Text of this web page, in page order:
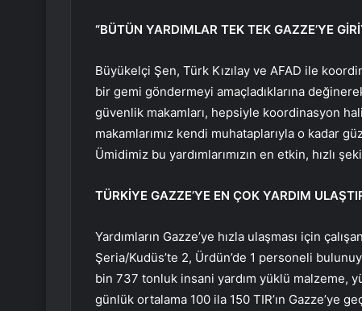
“BÜTÜN YARDIMLAR TEK TEK GAZZE’YE
Büyükelçi Şen, Türk Kızılay ve AFAD ile
bir gemi göndermeyi amaçladıklarına değinerek
güvenlik makamları, hepsiyle koordinasyon
makamlarımız kendi muhataplarıyla o kadar
Ümidimiz bu yardımlarımızın en etkin, hızlı
TÜRKİYE GAZZE’YE EN ÇOK YARDIM
Yardımların Gazze’ye hızla ulaşması için
Şeria/Kudüs’te 2, Ürdün’de 1 personeli
bin 737 tonluk insani yardım yüklü malzeme,
günlük ortalama 100 ila 150 TIR’ın Gazze’ye